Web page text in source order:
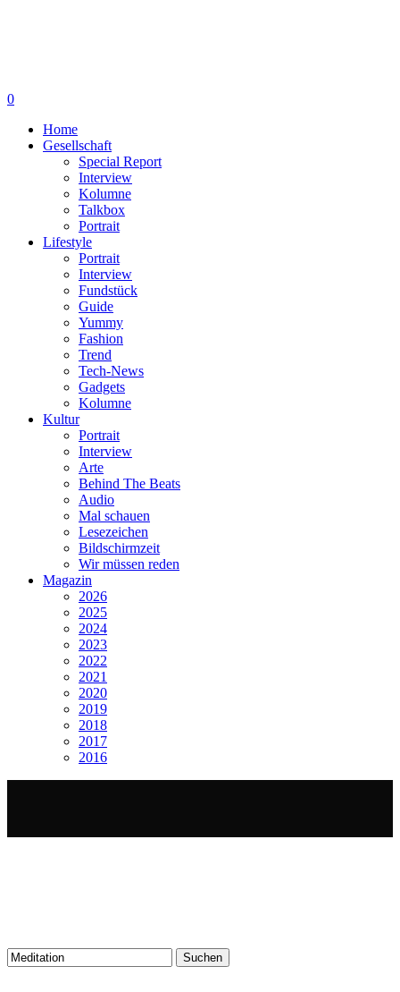
0
Home
Gesellschaft
Special Report
Interview
Kolumne
Talkbox
Portrait
Lifestyle
Portrait
Interview
Fundstück
Guide
Yummy
Fashion
Trend
Tech-News
Gadgets
Kolumne
Kultur
Portrait
Interview
Arte
Behind The Beats
Audio
Mal schauen
Lesezeichen
Bildschirmzeit
Wir müssen reden
Magazin
2026
2025
2024
2023
2022
2021
2020
2019
2018
2017
2016
Suchen
nach: